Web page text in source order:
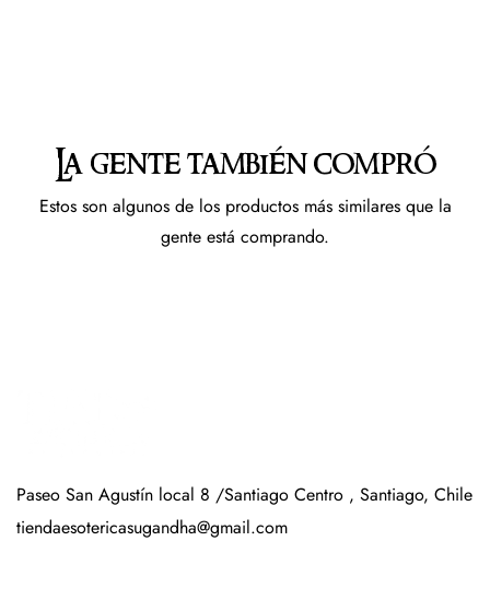
La gente también compró
Estos son algunos de los productos más similares que la
gente está comprando.
Paseo San Agustín local 8 /Santiago Centro , Santiago, Chile
tiendaesotericasugandha@gmail.com